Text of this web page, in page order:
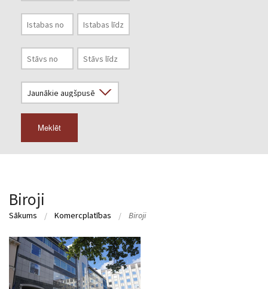
Meklēt
Biroji
Sākums Komercplatības Biroji